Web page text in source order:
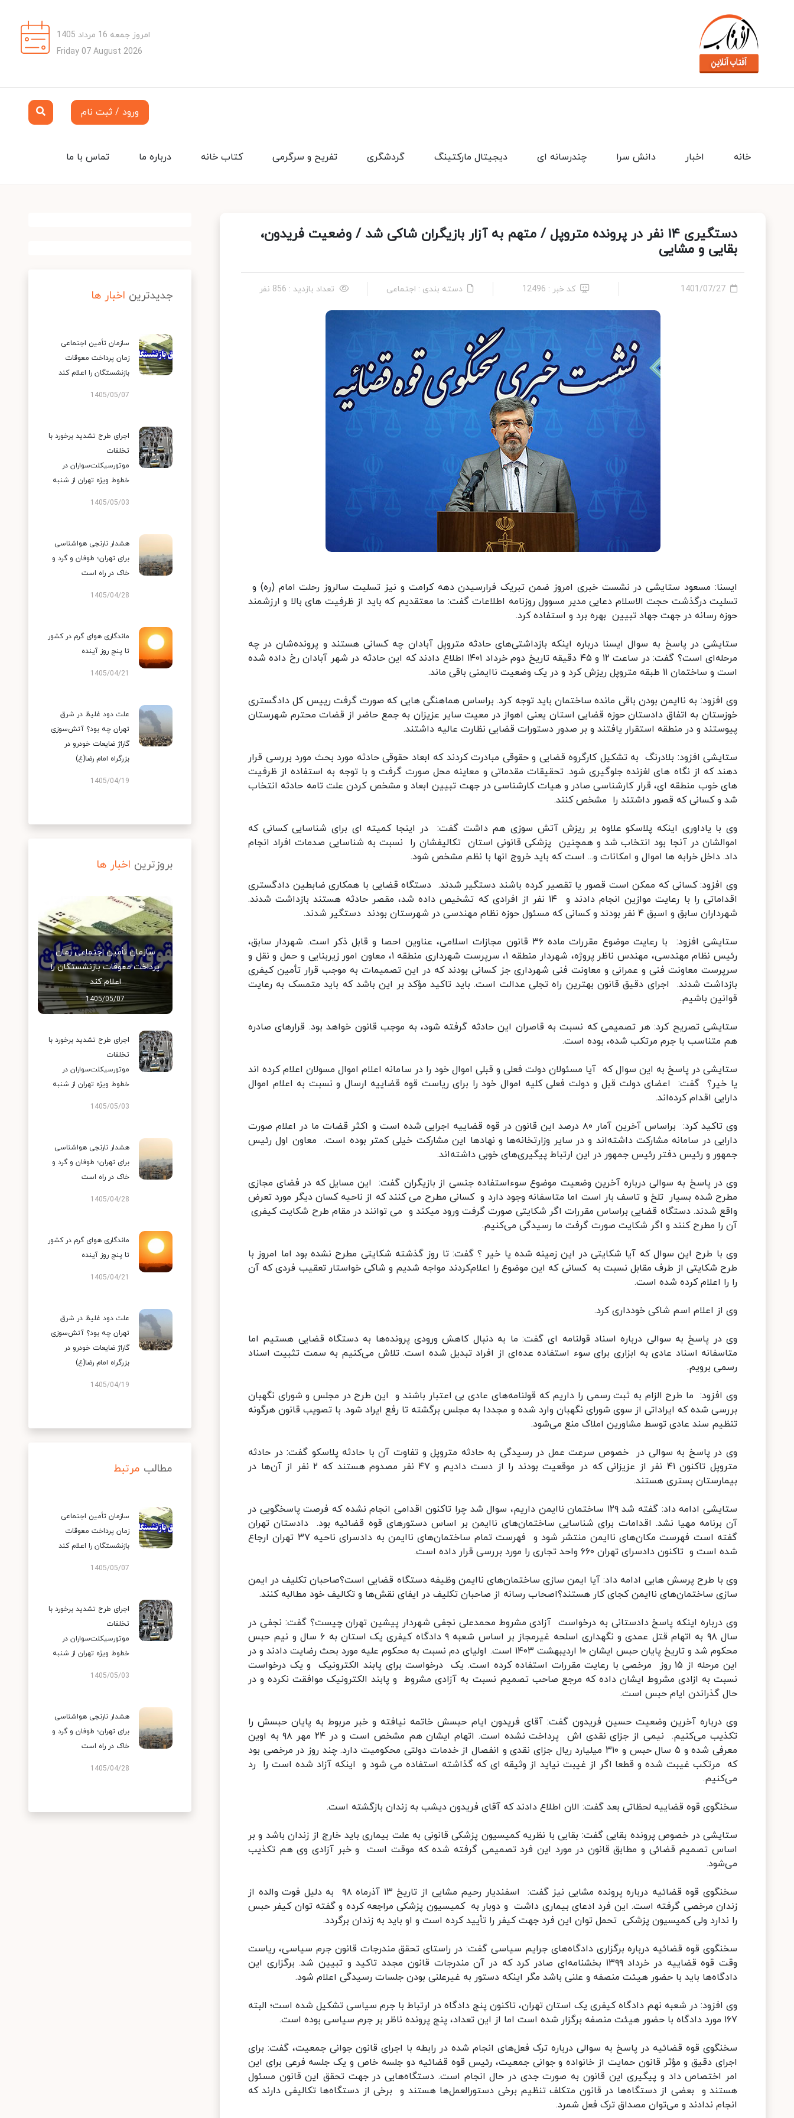
امروز جمعه 16 مرداد 1405
Friday 07 August 2026
ورود / ثبت نام
تماس با ما درباره ما کتاب خانه تفریح و سرگرمی گردشگری دیجیتال مارکتینگ چندرسانه ای دانش سرا اخبار خانه
دستگیری ۱۴ نفر در پرونده متروپل / متهم به آزار بازیگران شاکی شد / وضعیت فریدون،
بقایی و مشایی
1401/07/27 کد خبر : 12496 دسته بندی : اجتماعی تعداد بازدید : 856 نفر
ایسنا: مسعود ستایشی در نشست خبری امروز ضمن تبریک فرارسیدن دهه کرامت و نیز تسلیت سالروز رحلت امام (ره) و
تسلیت درگذشت حجت الاسلام دعایی مدیر مسوول روزنامه اطلاعات گفت: ما معتقدیم که باید از ظرفیت های بالا و ارزشمند
حوزه رسانه در جهت جهاد تبیین بهره برد و استفاده کرد.
ستایشی در پاسخ به سوال ایسنا درباره اینکه بازداشتی‌های حادثه متروپل آبادان چه کسانی هستند و پرونده‌شان در چه
مرحله‌ای است؟ گفت: در ساعت ۱۲ و ۴۵ دقیقه تاریخ دوم خرداد ۱۴۰۱ اطلاع دادند که این حادثه در شهر آبادان رخ داده شده
است و ساختمان ۱۱ طبقه متروپل ریزش کرد و در یک وضعیت ناایمنی باقی ماند.
وی افزود: به ناایمن بودن باقی مانده ساختمان باید توجه کرد. براساس هماهنگی هایی که صورت گرفت رییس کل دادگستری
خوزستان به اتفاق دادستان حوزه قضایی استان یعنی اهواز در معیت سایر عزیزان به جمع حاضر از قضات محترم شهرستان
پیوستند و در منطقه استقرار یافتند و بر صدور دستورات قضایی نظارت عالیه داشتند.
ستایشی افزود: بلادرنگ به تشکیل کارگروه قضایی و حقوقی مبادرت کردند که ابعاد حقوقی حادثه مورد بحث مورد بررسی قرار
دهند که از نگاه های لغزنده جلوگیری شود. تحقیقات مقدماتی و معاینه محل صورت گرفت و با توجه به استفاده از ظرفیت
های خوب منطقه ای، قرار کارشناسی صادر و هیات کارشناسی در جهت تبیین ابعاد و مشخص کردن علت تامه حادثه انتخاب
شد و کسانی که قصور داشتند را مشخص کنند.
وی با یاداوری اینکه پلاسکو علاوه بر ریزش آتش سوزی هم داشت گفت: در اینجا کمیته ای برای شناسایی کسانی که
اموالشان در آنجا بود انتخاب شد و همچنین پزشکی قانونی استان تکالیفشان را نسبت به شناسایی صدمات افراد انجام
داد. داخل خرابه ها اموال و امکانات و... است که باید خروج انها با نظم مشخص شود.
وی افزود: کسانی که ممکن است قصور یا تقصیر کرده باشند دستگیر شدند. دستگاه قضایی با همکاری ضابطین دادگستری
اقداماتی را با رعایت موازین انجام دادند و ۱۴ نفر از افرادی که تشخیص داده شد، مقصر حادثه هستند بازداشت شدند.
شهرداران سابق و اسبق ۴ نفر بودند و کسانی که مسئول حوزه نظام مهندسی در شهرستان بودند دستگیر شدند.
ستایشی افزود: با رعایت موضوع مقررات ماده ۳۶ قانون مجازات اسلامی، عناوین احصا و قابل ذکر است. شهردار سابق،
رئیس نظام مهندسی، مهندس ناظر پروژه، شهردار منطقه ۱، سرپرست شهرداری منطقه ۱، معاون امور زیربنایی و حمل و نقل و
سرپرست معاونت فنی و عمرانی و معاونت فنی شهرداری جز کسانی بودند که در این تصمیمات به موجب قرار تأمین کیفری
بازداشت شدند. اجرای دقیق قانون بهترین راه تجلی عدالت است. باید تاکید مؤکد بر این باشد که باید متمسک به رعایت
قوانین باشیم.
ستایشی تصریح کرد: هر تصمیمی که نسبت به قاصران این حادثه گرفته شود، به موجب قانون خواهد بود. قرارهای صادره
هم متناسب با جرم مرتکب شده، بوده است.
ستایشی در پاسخ به این سوال که آیا مسئولان دولت فعلی و قبلی اموال خود را در سامانه اعلام اموال مسولان اعلام کرده اند
یا خیر؟ گفت: اعضای دولت قبل و دولت فعلی کلیه اموال خود را برای ریاست قوه قضاییه ارسال و نسبت به اعلام اموال
دارایی اقدام کرده‌اند.
وی تاکید کرد: براساس آخرین آمار ۸۰ درصد این قانون در قوه قضاییه اجرایی شده است و اکثر قضات ما در اعلام صورت
دارایی در سامانه مشارکت داشته‌اند و در سایر وزارتخانه‌ها و نهادها این مشارکت خیلی کمتر بوده است. معاون اول رئیس
جمهور و رئیس دفتر رئیس جمهور در این ارتباط پیگیری‌های خوبی داشته‌اند.
وی در پاسخ به سوالی درباره آخرین وضعیت موضوع سوءاستفاده جنسی از بازیگران گفت: این مسایل که در فضای مجازی
مطرح شده بسیار تلخ و تاسف بار است اما متاسفانه وجود دارد و کسانی مطرح می کنند که از ناحیه کسان دیگر مورد تعرض
واقع شدند. دستگاه قضایی براساس مقررات اگر شکایتی صورت گرفت ورود میکند و می توانند در مقام طرح شکایت کیفری
آن را مطرح کنند و اگر شکایت صورت گرفت ما رسیدگی می‌کنیم.
وی با طرح این سوال که آیا شکایتی در این زمینه شده یا خیر ؟ گفت: تا روز گذشته شکایتی مطرح نشده بود اما امروز با
طرح شکایتی از طرف مقابل نسبت به کسانی که این موضوع را اعلام‌کردند مواجه شدیم و شاکی خواستار تعقیب فردی که آن
را را اعلام کرده شده است.
وی از اعلام اسم شاکی خودداری کرد.
وی در پاسخ به سوالی درباره اسناد قولنامه ای گفت: ما به دنبال کاهش ورودی پرونده‌ها به دستگاه قضایی هستیم اما
متاسفانه اسناد عادی به ابزاری برای سوء استفاده عده‌ای از افراد تبدیل شده است. تلاش می‌کنیم به سمت تثبیت اسناد
رسمی برویم.
وی افزود: ما طرح الزام به ثبت رسمی را داریم که قولنامه‌های عادی بی اعتبار باشند و این طرح در مجلس و شورای نگهبان
بررسی شده که ایراداتی از سوی شورای نگهبان وارد شده و مجددا به مجلس برگشته تا رفع ایراد شود. با تصویب قانون هرگونه
تنظیم سند عادی توسط مشاورین املاک منع می‌شود.
وی در پاسخ به سوالی در خصوص سرعت عمل در رسیدگی به حادثه متروپل و تفاوت آن با حادثه پلاسکو گفت: در حادثه
متروپل تاکنون ۴۱ نفر از عزیزانی که در موقعیت بودند را از دست دادیم و ۴۷ نفر مصدوم هستند که ۲ نفر از آن‌ها در
بیمارستان بستری هستند.
ستایشی ادامه داد: گفته شد ۱۲۹ ساختمان ناایمن داریم، سوال شد چرا تاکنون اقدامی انجام نشده که فرصت پاسخگویی در
آن برنامه مهیا نشد. اقدامات برای شناسایی ساختمان‌های ناایمن بر اساس دستورهای قوه قضائیه بود. دادستان تهران
گفته است فهرست مکان‌های ناایمن منتشر شود و فهرست تمام ساختمان‌های ناایمن به دادسرای ناحیه ۳۷ تهران ارجاع
شده است و تاکنون دادسرای تهران ۶۶۰ واحد تجاری را مورد بررسی قرار داده است.
وی با طرح پرسش هایی ادامه داد: آیا ایمن سازی ساختمان‌های ناایمن وظیفه دستگاه قضایی است؟صاحبان تکلیف‌ در ایمن
سازی ساختمان‌های ناایمن کجای کار هستند؟اصحاب رسانه از صاحبان تکلیف در ایفای نقش‌ها و تکالیف خود مطالبه کنند.
وی درباره اینکه پاسخ دادستانی به درخواست آزادی مشروط محمدعلی نجفی شهردار پیشین تهران چیست؟ گفت: نجفی در
سال ۹۸ به اتهام قتل عمدی و نگهداری اسلحه غیرمجاز بر اساس شعبه ۹ دادگاه کیفری یک استان به ۶ سال و نیم حبس
محکوم شد و تاریخ پایان حبس ایشان ۱۰ اردیبهشت ۱۴۰۳ است. اولیای دم نسبت به محکوم علیه مورد بحث رضایت دادند و در
این مرحله از ۱۵ روز مرخصی با رعایت مقررات استفاده کرده است. یک درخواست برای پابند الکترونیک و یک درخواست
نسبت به ازادی مشروط ایشان داده که مرجع صاحب تصمیم نسبت به آزادی مشروط و پابند الکترونیک موافقت نکرده و در
حال گذراندن ایام حبس است.
وی درباره آخرین وضعیت حسین فریدون گفت: آقای فریدون ایام حبسش خاتمه نیافته و خبر مربوط به پایان حبسش را
تکذیب می‌کنیم. نیمی از جزای نقدی اش پرداخت نشده است. اتهام ایشان هم مشخص است و در ۲۴ مهر ۹۸ به اوین
معرفی شده و ۵ سال حبس و ۳۱۰ میلیارد ریال جزای نقدی و انفصال از خدمات دولتی محکومیت دارد. چند روز در مرخصی بود
که مرتکب غیبت شده و قطعا اگر از غیبت نیاید از وثیقه ای که گذاشته استفاده می شود و اینکه آزاد شده است را رد
می‌کنیم.
سخنگوی قوه قضاییه لحظاتی بعد گفت: الان اطلاع دادند که آقای فریدون دیشب به زندان بازگشته است.
ستایشی در خصوص پرونده بقایی گفت: بقایی با نظریه کمیسیون پزشکی قانونی به علت بیماری باید خارج از زندان باشد و بر
اساس تصمیم قضائی و مطابق قانون در مورد این فرد تصمیمی گرفته شده که موقت است و خبر آزادی وی هم تکذیب
می‌شود.
سخنگوی قوه قضائیه درباره پرونده مشایی نیز گفت: اسفندیار رحیم مشایی از تاریخ ۱۳ آذرماه ۹۸ به دلیل فوت والده از
زندان مرخصی گرفته است. این فرد ادعای بیماری داشت و دوبار به کمیسیون پزشکی مراجعه کرده و گفته توان کیفر حبس
را ندارد ولی کمیسیون پزشکی تحمل توان این فرد جهت کیفر را تأیید کرده است و او باید به زندان برگردد.
سخنگوی قوه قضائیه درباره برگزاری دادگاه‌های جرایم سیاسی گفت: در راستای تحقق مندرجات قانون جرم سیاسی، ریاست
وقت قوه قضاییه در خرداد ۱۳۹۹ بخشنامه‌ای صادر کرد که در آن مندرجات قانون مجدد تاکید و تبیین شد. برگزاری این
دادگاه‌ها باید با حضور هیئت منصفه و علنی باشد مگر اینکه دستور به غیرعلنی بودن جلسات رسیدگی اعلام شود.
وی افزود: در شعبه نهم دادگاه کیفری یک استان تهران، تاکنون پنج دادگاه در ارتباط با جرم سیاسی تشکیل شده است؛ البته
۱۶۷ مورد دادگاه با حضور هیئت منصفه برگزار شده است اما از این تعداد، پنج پرونده ناظر بر جرم سیاسی بوده است.
سخنگوی قوه قضائیه در پاسخ به سوالی درباره ترک فعل‌های انجام شده در رابطه با اجرای قانون جوانی جمعیت، گفت: برای
اجرای دقیق و مؤثر قانون حمایت از خانواده و جوانی جمعیت، رئیس قوه قضائیه دو جلسه خاص و یک جلسه فرعی برای این
امر اختصاص داد و پیگیری این قانون به صورت جدی در حال انجام است. دستگاه‌هایی در جهت تحقق این قانون مسئول
هستند و بعضی از دستگاه‌ها در قانون متکلف تنظیم برخی دستورالعمل‌ها هستند و برخی از دستگاه‌ها تکالیفی دارند که
انجام ندادند و می‌توان مصداق ترک فعل شمرد.
جدیدترین اخبار ها
سازمان تأمین اجتماعی
زمان پرداخت معوقات
بازنشستگان را اعلام کند
1405/05/07
اجرای طرح تشدید برخورد با
تخلفات
موتورسیکلت‌سواران در
خطوط ویژه تهران از شنبه
1405/05/03
هشدار نارنجی هواشناسی
برای تهران؛ طوفان و گرد و
خاک در راه است
1405/04/28
ماندگاری هوای گرم در کشور
تا پنج روز آینده
1405/04/21
علت دود غلیظ در شرق
تهران چه بود؟ آتش‌سوزی
گاراژ ضایعات خودرو در
بزرگراه امام رضا(ع)
1405/04/19
بروزترین اخبار ها
سازمان تأمین اجتماعی زمان
پرداخت معوقات بازنشستگان را
اعلام کند
1405/05/07
اجرای طرح تشدید برخورد با
تخلفات
موتورسیکلت‌سواران در
خطوط ویژه تهران از شنبه
1405/05/03
هشدار نارنجی هواشناسی
برای تهران؛ طوفان و گرد و
خاک در راه است
1405/04/28
ماندگاری هوای گرم در کشور
تا پنج روز آینده
1405/04/21
علت دود غلیظ در شرق
تهران چه بود؟ آتش‌سوزی
گاراژ ضایعات خودرو در
بزرگراه امام رضا(ع)
1405/04/19
مطالب مرتبط
سازمان تأمین اجتماعی
زمان پرداخت معوقات
بازنشستگان را اعلام کند
1405/05/07
اجرای طرح تشدید برخورد با
تخلفات
موتورسیکلت‌سواران در
خطوط ویژه تهران از شنبه
1405/05/03
هشدار نارنجی هواشناسی
برای تهران؛ طوفان و گرد و
خاک در راه است
1405/04/28